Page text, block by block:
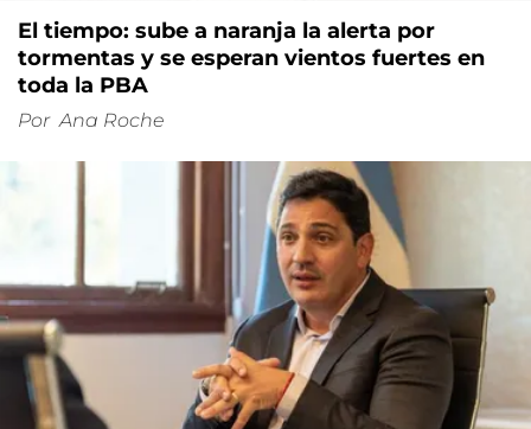
El tiempo: sube a naranja la alerta por
tormentas y se esperan vientos fuertes en
toda la PBA
Por Ana Roche